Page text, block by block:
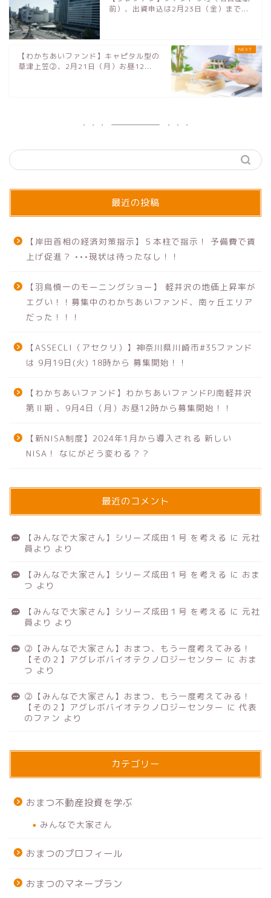
前）、出資申込は2月23日（金）まで...
【わかちあいファンド】キャピタル型の
草津上笠②、2月21日（月）お昼12...
最近の投稿
【岸田首相の経済対策指示】５本柱で指示！ 予備費で賃
上げ促進？ •••現状は待ったなし！！
【羽鳥慎一のモーニングショー】 軽井沢の地価上昇率が
エグい！！募集中のわかちあいファンド、南ヶ丘エリア
だった！！！
【ASSECLI（アセクリ）】神奈川県川崎市#35ファンド
は 9月19日(火) 18時から 募集開始！！
【わかちあいファンド】わかちあいファンドPJ南軽井沢
第Ⅱ期 、9月4日（月）お昼12時から募集開始！！
【新NISA制度】2024年1月から導入される 新しい
NISA！ なにがどう変わる？？
最近のコメント
【みんなで大家さん】シリーズ成田１号 を考える に 元社
員より より
【みんなで大家さん】シリーズ成田１号 を考える に おま
つ より
【みんなで大家さん】シリーズ成田１号 を考える に 元社
員より より
②【みんなで大家さん】おまつ、もう一度考えてみる！
【その２】アグレボバイオテクノロジーセンター に おま
つ より
②【みんなで大家さん】おまつ、もう一度考えてみる！
【その２】アグレボバイオテクノロジーセンター に 代表
のファン より
カテゴリー
おまつ不動産投資を学ぶ
みんなで大家さん
おまつのプロフィール
おまつのマネープラン